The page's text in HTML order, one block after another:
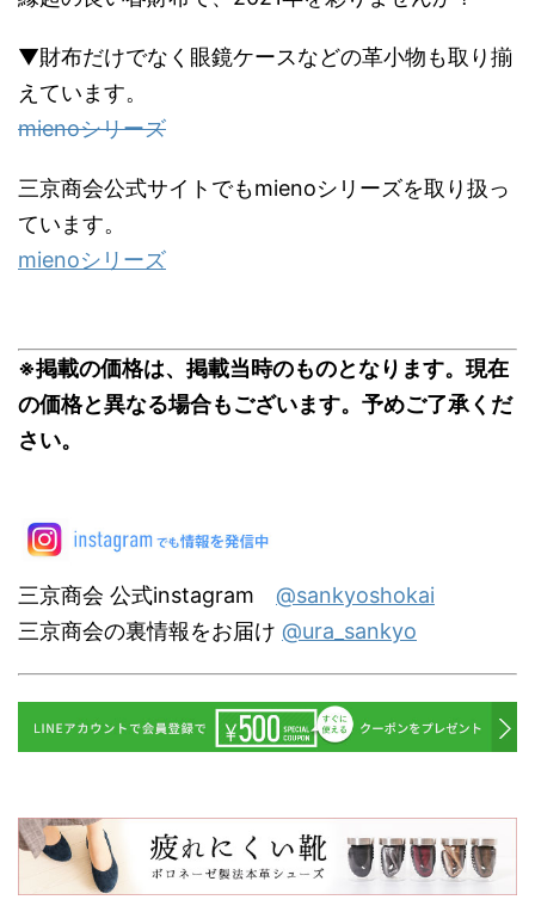
▼財布だけでなく眼鏡ケースなどの革小物も取り揃
えています。
mienoシリーズ
三京商会公式サイトでもmienoシリーズを取り扱っ
ています。
mienoシリーズ
※掲載の価格は、掲載当時のものとなります。現在
の価格と異なる場合もございます。予めご了承くだ
さい。
三京商会 公式instagram @sankyoshokai
三京商会の裏情報をお届け @ura_sankyo